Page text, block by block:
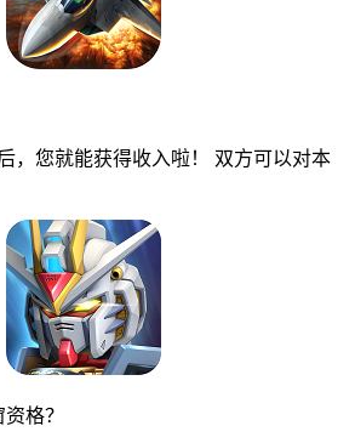
您就能获得收入啦！ 双方可以对本
格？